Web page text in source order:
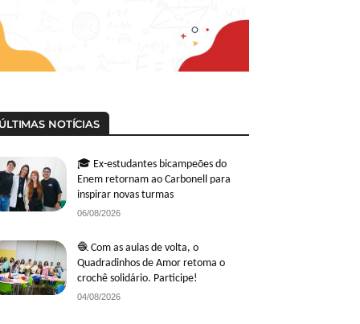
ÚLTIMAS NOTÍCIAS
🎓 Ex-estudantes bicampeões do
Enem retornam ao Carbonell para
inspirar novas turmas
06/08/2026
🧶 Com as aulas de volta, o
Quadradinhos de Amor retoma o
crochê solidário. Participe!
04/08/2026